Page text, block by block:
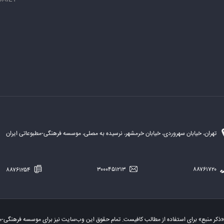
تهران، خیابان سهروردی، خیابان خرمشهر، نرسیده به مصلی، موسسه فرهنگی-مطبوعاتی ایران
«ذکر منبع» برای استفاده از مطالب کافیست. تمام حقوق این وب‌سایت نیز برای موسسه